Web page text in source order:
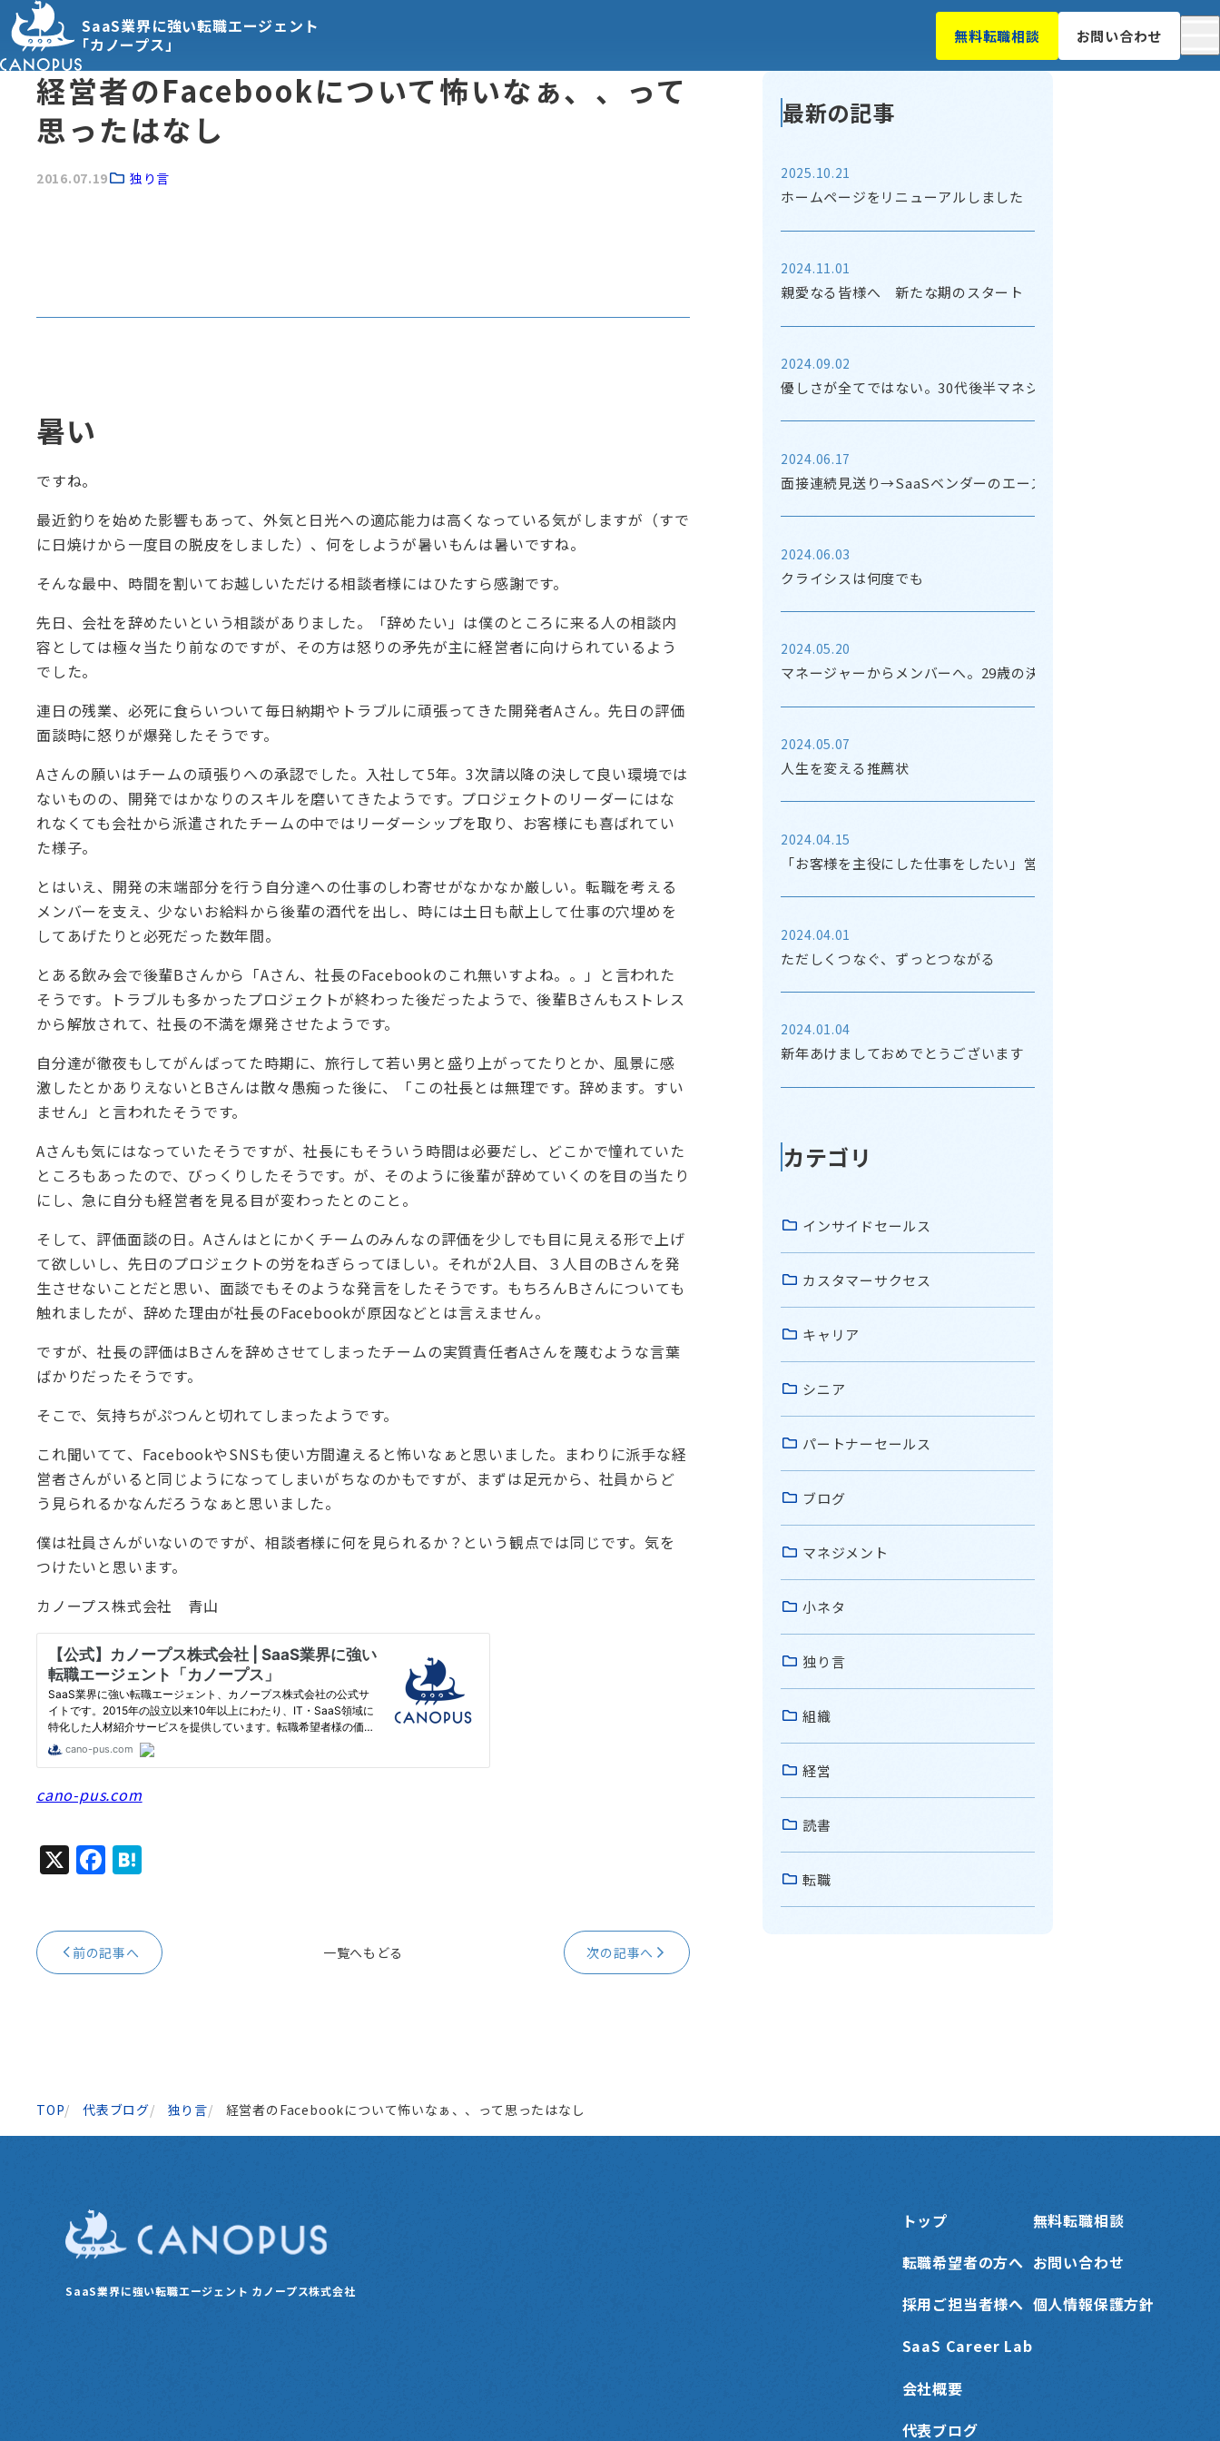
SaaS業界に強い転職エージェント
「カノープス」
無料転職相談 お問い合わせ
経営者のFacebookについて怖いなぁ、、って
思ったはなし
2016.07.19 独り言
暑い
ですね。
最近釣りを始めた影響もあって、外気と日光への適応能力は高くなっている気がしますが（すで
に日焼けから一度目の脱皮をしました）、何をしようが暑いもんは暑いですね。
そんな最中、時間を割いてお越しいただける相談者様にはひたすら感謝です。
先日、会社を辞めたいという相談がありました。「辞めたい」は僕のところに来る人の相談内
容としては極々当たり前なのですが、その方は怒りの矛先が主に経営者に向けられているよう
でした。
連日の残業、必死に食らいついて毎日納期やトラブルに頑張ってきた開発者Aさん。先日の評価
面談時に怒りが爆発したそうです。
Aさんの願いはチームの頑張りへの承認でした。入社して5年。3次請以降の決して良い環境では
ないものの、開発ではかなりのスキルを磨いてきたようです。プロジェクトのリーダーにはな
れなくても会社から派遣されたチームの中ではリーダーシップを取り、お客様にも喜ばれてい
た様子。
とはいえ、開発の末端部分を行う自分達への仕事のしわ寄せがなかなか厳しい。転職を考える
メンバーを支え、少ないお給料から後輩の酒代を出し、時には土日も献上して仕事の穴埋めを
してあげたりと必死だった数年間。
とある飲み会で後輩Bさんから「Aさん、社長のFacebookのこれ無いすよね。。」と言われた
そうです。トラブルも多かったプロジェクトが終わった後だったようで、後輩Bさんもストレス
から解放されて、社長の不満を爆発させたようです。
自分達が徹夜もしてがんばってた時期に、旅行して若い男と盛り上がってたりとか、風景に感
激したとかありえないとBさんは散々愚痴った後に、「この社長とは無理です。辞めます。すい
ません」と言われたそうです。
Aさんも気にはなっていたそうですが、社長にもそういう時間は必要だし、どこかで憧れていた
ところもあったので、びっくりしたそうです。が、そのように後輩が辞めていくのを目の当たり
にし、急に自分も経営者を見る目が変わったとのこと。
そして、評価面談の日。Aさんはとにかくチームのみんなの評価を少しでも目に見える形で上げ
て欲しいし、先日のプロジェクトの労をねぎらってほしい。それが2人目、３人目のBさんを発
生させないことだと思い、面談でもそのような発言をしたそうです。もちろんBさんについても
触れましたが、辞めた理由が社長のFacebookが原因などとは言えません。
ですが、社長の評価はBさんを辞めさせてしまったチームの実質責任者Aさんを蔑むような言葉
ばかりだったそうです。
そこで、気持ちがぷつんと切れてしまったようです。
これ聞いてて、FacebookやSNSも使い方間違えると怖いなぁと思いました。まわりに派手な経
営者さんがいると同じようになってしまいがちなのかもですが、まずは足元から、社員からど
う見られるかなんだろうなぁと思いました。
僕は社員さんがいないのですが、相談者様に何を見られるか？という観点では同じです。気を
つけたいと思います。
カノープス株式会社 青山
cano-pus.com
X F
a
e
b
n
a
前の記事へ 一覧へもどる 次の記事へ
最新の記事
2025.10.21
ホームページをリニューアルしました
2024.11.01
親愛なる皆様へ 新たな期のスタート これからのこと
2024.09.02
優しさが全てではない。30代後半マネジメントの悩み。
2024.06.17
面接連続見送り→SaaSベンダーのエースへ
2024.06.03
クライシスは何度でも
2024.05.20
マネージャーからメンバーへ。29歳の決意
2024.05.07
人生を変える推薦状
2024.04.15
「お客様を主役にした仕事をしたい」営業からカスタマーサクセス
2024.04.01
ただしくつなぐ、ずっとつながる
2024.01.04
新年あけましておめでとうございます
カテゴリ
インサイドセールス
カスタマーサクセス
キャリア
シニア
パートナーセールス
ブログ
マネジメント
小ネタ
独り言
組織
経営
読書
転職
TOP 代表ブログ 独り言 経営者のFacebookについて怖いなぁ、、って思ったはなし
SaaS業界に強い転職エージェント カノープス株式会社
トップ
転職希望者の方へ
採用ご担当者様へ
SaaS Career Lab
会社概要
代表ブログ
無料転職相談
お問い合わせ
個人情報保護方針